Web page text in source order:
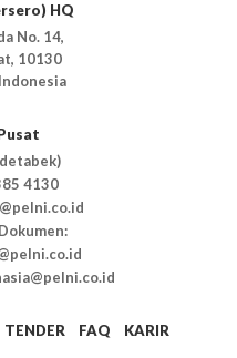
HQ
No. 14,
10130
4130
TENDER FAQ KARIR